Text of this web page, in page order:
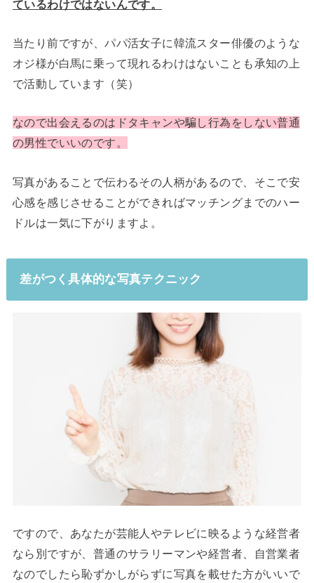
ているわけではないんです。
当たり前ですが、パパ活女子に韓流スター俳優のような
オジ様が白馬に乗って現れるわけはないことも承知の上
で活動しています（笑）
なので出会えるのはドタキャンや騙し行為をしない普通
の男性でいいのです。
写真があることで伝わるその人柄があるので、そこで安
心感を感じさせることができればマッチングまでのハー
ドルは一気に下がりますよ。
差がつく具体的な写真テクニック
ですので、あなたが芸能人やテレビに映るような経営者
なら別ですが、普通のサラリーマンや経営者、自営業者
なのでしたら恥ずかしがらずに写真を載せた方がいいで